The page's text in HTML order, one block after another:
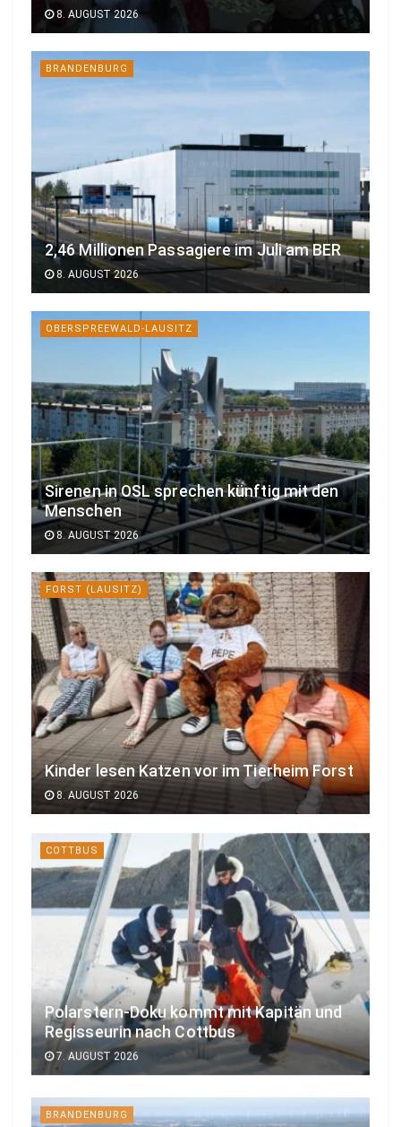
8. AUGUST 2026
BRANDENBURG
2,46 Millionen Passagiere im Juli am BER
8. AUGUST 2026
OBERSPREEWALD-LAUSITZ
Sirenen in OSL sprechen künftig mit den
Menschen
8. AUGUST 2026
FORST (LAUSITZ)
Kinder lesen Katzen vor im Tierheim Forst
8. AUGUST 2026
COTTBUS
Polarstern-Doku kommt mit Kapitän und
Regisseurin nach Cottbus
7. AUGUST 2026
BRANDENBURG